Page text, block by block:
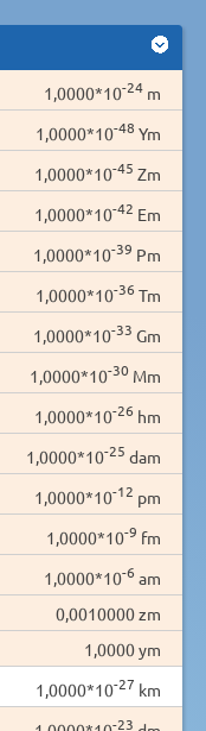
1,0000*10-24 m
1,0000*10-48 Ym
1,0000*10-45 Zm
1,0000*10-42 Em
1,0000*10-39 Pm
1,0000*10-36 Tm
1,0000*10-33 Gm
1,0000*10-30 Mm
1,0000*10-26 hm
1,0000*10-25 dam
1,0000*10-12 pm
1,0000*10-9 fm
1,0000*10-6 am
0,0010000 zm
1,0000 ym
1,0000*10-27 km
-23